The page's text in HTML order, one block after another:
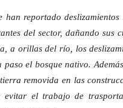
han reportado
del sector, dañando sus
a orillas del río, los
paso el bosque nativo.
removida en las
el trabajo de